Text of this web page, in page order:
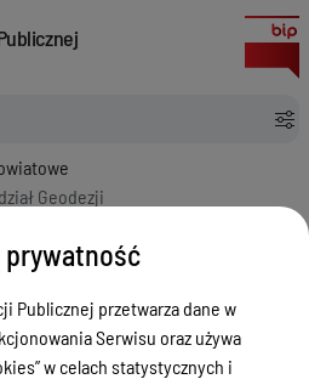
Olsztyński
Geodezji
prywatność
Publicznej przetwarza dane w
Serwisu oraz używa
w celach statystycznych i